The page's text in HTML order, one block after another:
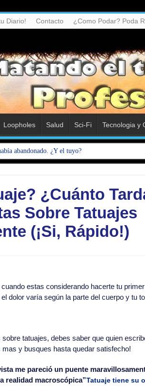
Diario! Contacto ¿Como Podar? Poda
Loopholes Salud Sci-Fi Tecnologia y
abandonado. ¿Y el tuyo?
¿Cuánto
Sobre Tatuajes
(¡Si, Rápido!)
estas considerando hacerte tu
el dolor varía según la parte del cuerpo y tu
tatuajes, debes saber que quien
y busques hasta quedar satisfecho!
me pareció un puente
realidad macroscópica”Tatuaje tiene su